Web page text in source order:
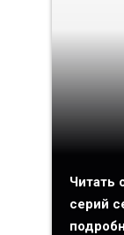
Читать
серий